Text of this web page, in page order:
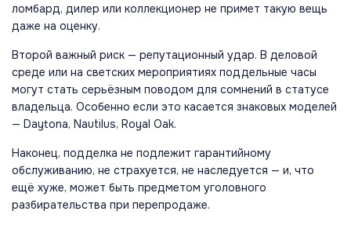
ломбард, дилер или коллекционер не примет такую вещь
даже на оценку.
Второй важный риск — репутационный удар. В деловой
среде или на светских мероприятиях поддельные часы
могут стать серьёзным поводом для сомнений в статусе
владельца. Особенно если это касается знаковых моделей
— Daytona, Nautilus, Royal Oak.
Наконец, подделка не подлежит гарантийному
обслуживанию, не страхуется, не наследуется — и, что
ещё хуже, может быть предметом уголовного
разбирательства при перепродаже.